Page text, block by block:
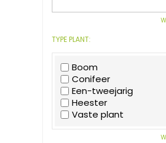
TYPE PLANT:
Boom
Conifeer
Een-tweejarig
Heester
Vaste plant